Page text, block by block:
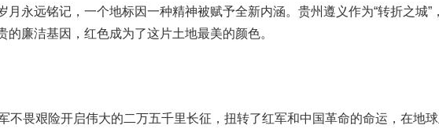
远铭记，一个地标因一种精神被赋予全新内涵。贵州遵义作为“转折之城”
的廉洁基因，红色成为了这片土地最美的颜色。
畏艰险开启伟大的二万五千里长征，扭转了红军和中国革命的命运，在地